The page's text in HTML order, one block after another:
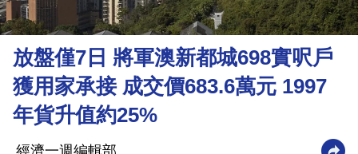
市
理
財
商
業
科
放盤僅7日 將軍澳新都城698實呎戶
獲用家承接 成交價683.6萬元 1997
年貨升值約25%